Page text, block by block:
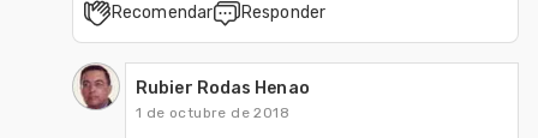
Recomendar Responder
Rubier Rodas Henao
1 de octubre de 2018